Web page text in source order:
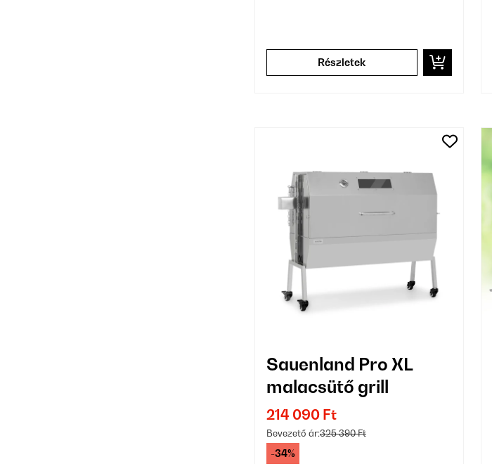
Részletek
Sauenland Pro XL
malacsütő grill
214 090 Ft
Bevezető ár:325 390 Ft
-34%